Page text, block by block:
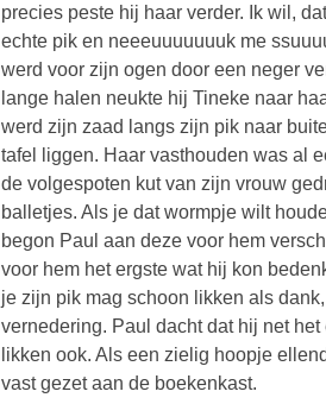
precies peste hij haar verder. Ik wil,
echte pik en neeeuuuuuuuk me
werd voor zijn ogen door een neger
lange halen neukte hij Tineke naar
werd zijn zaad langs zijn pik naar
tafel liggen. Haar vasthouden was al
de volgespoten kut van zijn vrouw
balletjes. Als je dat wormpje wilt
begon Paul aan deze voor hem
voor hem het ergste wat hij kon
je zijn pik mag schoon likken als
vernedering. Paul dacht dat hij net
likken ook. Als een zielig hoopje
vast gezet aan de boekenkast.